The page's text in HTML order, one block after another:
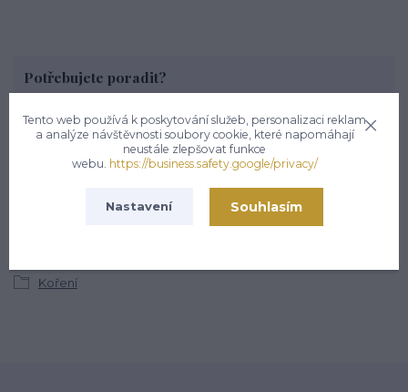
Koření
Potřebujete poradit?
+420 722 936 923
(Po-Pá, 8-16 hod.)
info@hsmarket.cz
Tento web používá k poskytování služeb, personalizaci reklam
a analýze návštěvnosti soubory cookie, které napomáhají
neustále zlepšovat funkce
webu. https://business.safety.google/privacy/
Nastavení Souhlasím